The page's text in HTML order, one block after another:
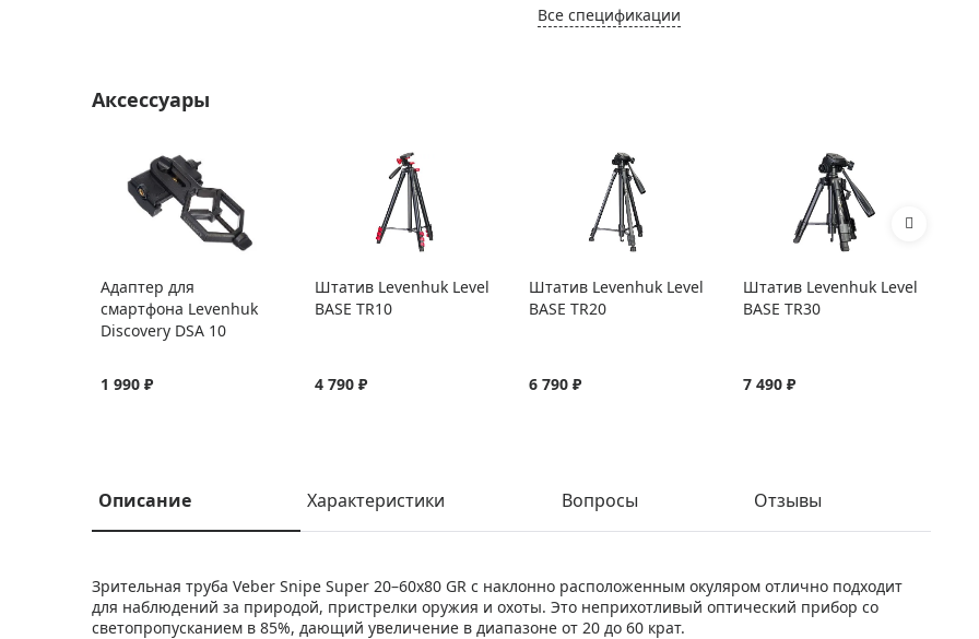
Все спецификации
Аксессуары
Адаптер для
смартфона Levenhuk
Discovery DSA 10
1 990 ₽
Штатив Levenhuk Level
BASE TR10
4 790 ₽
Штатив Levenhuk Level
BASE TR20
6 790 ₽
Штатив Levenhuk Level
BASE TR30
7 490 ₽
Описание Характеристики Вопросы Отзывы
Зрительная труба Veber Snipe Super 20–60x80 GR с наклонно расположенным окуляром отлично подходит
для наблюдений за природой, пристрелки оружия и охоты. Это неприхотливый оптический прибор со
светопропусканием в 85%, дающий увеличение в диапазоне от 20 до 60 крат.